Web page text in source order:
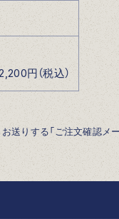
円（税込）
送りする「ご注文確認メ